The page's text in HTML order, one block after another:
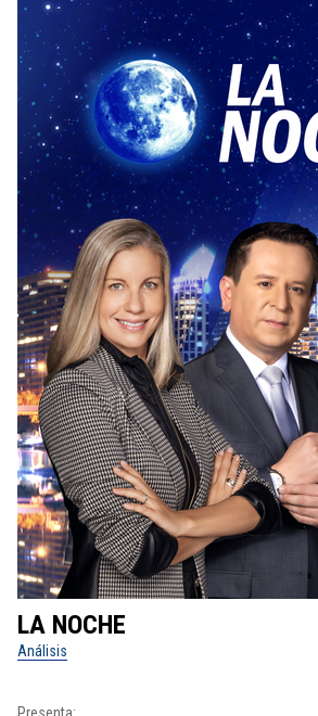
LA NOCHE
Análisis